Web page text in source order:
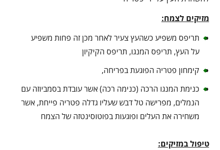
מזיקים לצמח:
תריפס משפיע כשהעץ צעיר לאחר מכן זה פחות משפיע
על העץ, תריפס המנגו, תריפס הקיקיון
קימחון פטריה הפוגעת בפריחה,
כנימת המנגו הרכה (כנימה רכה) אשר עובדת בסמביוזה עם
הנמלים, מפרישה טל דבש שעליו גדלה פטריה פייחת, אשר
משחירה את העלים ופוגעות בפוטוסינטזה של הצמח
טיפול במזיקים: